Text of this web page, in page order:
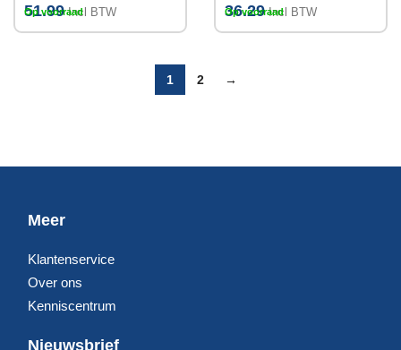
51.99 Incl BTW
Op voorraad 36.29 Incl BTW
Op voorraad
1 2 →
Meer
Klantenservice
Over ons
Kenniscentrum
Nieuwsbrief